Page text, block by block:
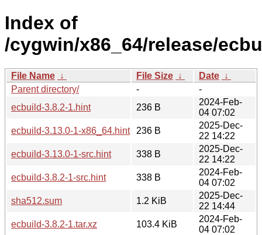
Index of
/cygwin/x86_64/release/
File Name ↓ File Size ↓ Date ↓
Parent directory/
-
-
ecbuild-3.8.2-1.hint
236 B
2024-Feb-
04 07:02
ecbuild-3.13.0-1-x86_64.hint
236 B
2025-Dec-
22 14:22
ecbuild-3.13.0-1-src.hint
338 B
2025-Dec-
22 14:22
ecbuild-3.8.2-1-src.hint
338 B
2024-Feb-
04 07:02
sha512.sum
1.2 KiB
2025-Dec-
22 14:44
ecbuild-3.8.2-1.tar.xz
103.4 KiB
2024-Feb-
04 07:02